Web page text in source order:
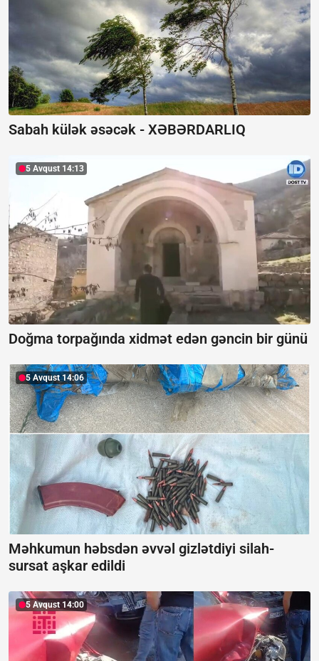
Sabah külək əsəcək - XƏBƏRDARLIQ
5 Avqust 14:13
Doğma torpağında xidmət edən gəncin bir günü
5 Avqust 14:06
Məhkumun həbsdən əvvəl gizlətdiyi silah-
sursat aşkar edildi
5 Avqust 14:00